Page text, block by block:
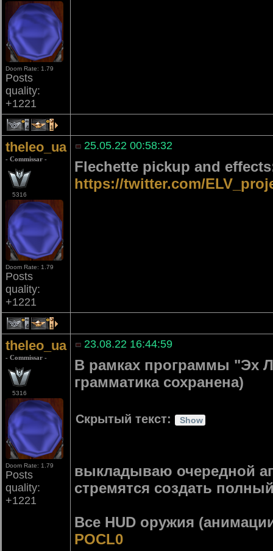
Doom Rate: 1.79
Posts
quality:
+1221
4 1
theleo_ua
- Commissar -
5316
Doom Rate: 1.79
Posts
quality:
+1221
25.05.22 00:58:32
Flechette pickup and
https://twitter.com/
4 1
theleo_ua
- Commissar -
5316
Doom Rate: 1.79
Posts
quality:
+1221
23.08.22 16:44:59
В рамках программы "Эх
грамматика сохранена)
Скрытый текст:
выкладываю очередной
стремятся создать
Все HUD оружия
POCL0